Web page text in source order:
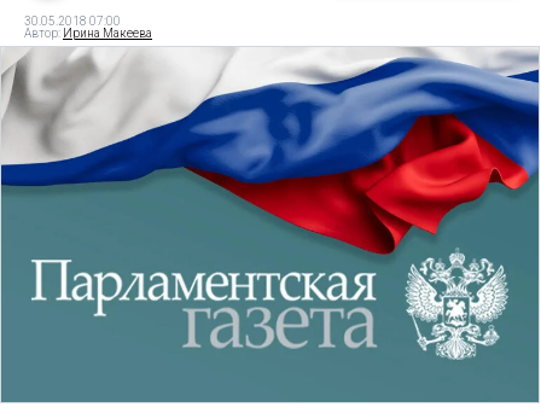
30.05.2018 07:00
Автор: Ирина Макеева